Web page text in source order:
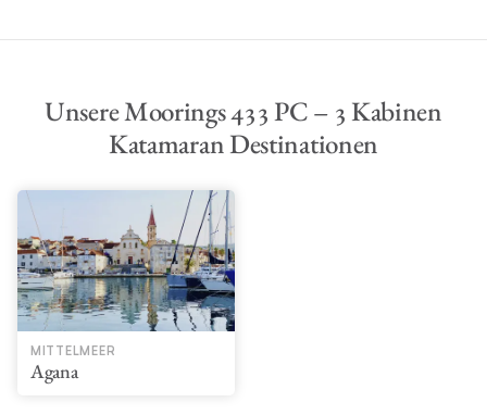
Unsere Moorings 433 PC – 3 Kabinen
Katamaran Destinationen
MITTELMEER
Agana